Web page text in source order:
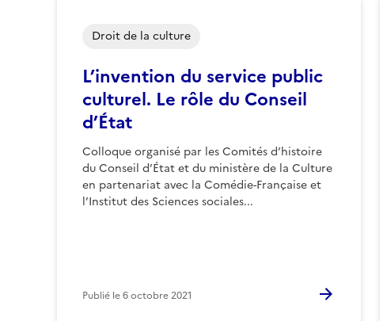
L’invention du service public
culturel. Le rôle du Conseil
d’État
Colloque organisé par les Comités d’histoire
du Conseil d’État et du ministère de la Culture
en partenariat avec la Comédie-Française et
l’Institut des Sciences sociales...
Droit de la culture
Publié le6 octobre 2021